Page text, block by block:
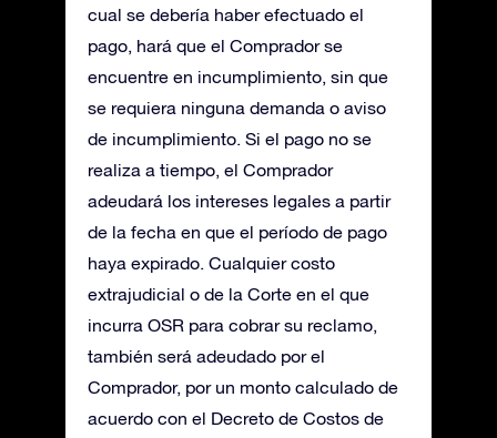
cual se debería haber efectuado el
pago, hará que el Comprador se
encuentre en incumplimiento, sin que
se requiera ninguna demanda o aviso
de incumplimiento. Si el pago no se
realiza a tiempo, el Comprador
adeudará los intereses legales a partir
de la fecha en que el período de pago
haya expirado. Cualquier costo
extrajudicial o de la Corte en el que
incurra OSR para cobrar su reclamo,
también será adeudado por el
Comprador, por un monto calculado de
acuerdo con el Decreto de Costos de